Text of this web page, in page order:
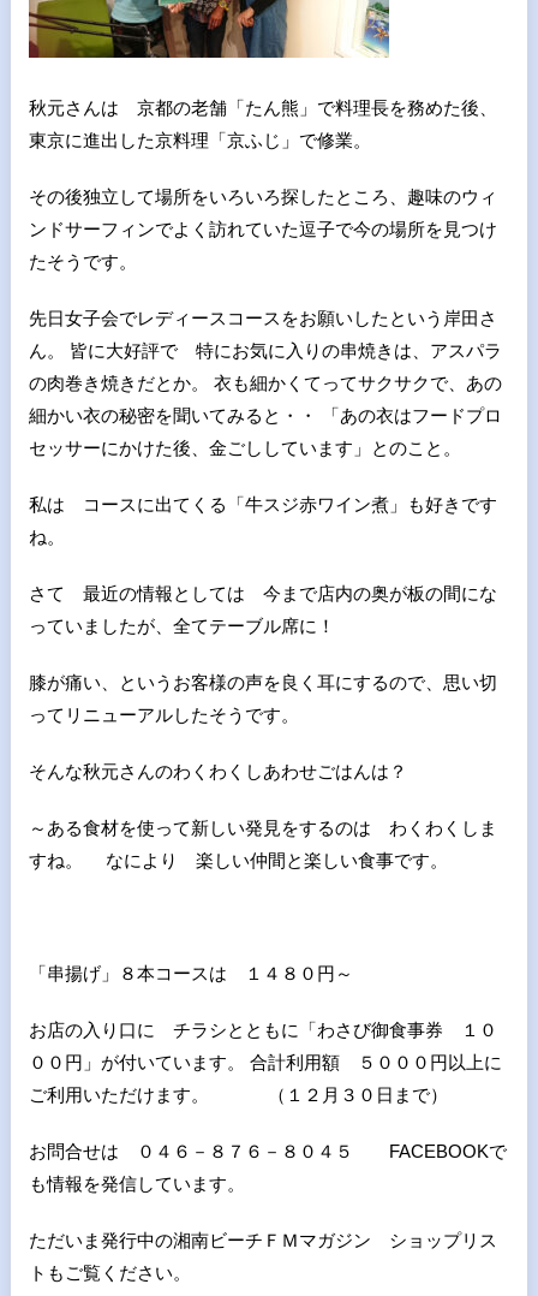
秋元さんは 京都の老舗「たん熊」で料理長を務めた後、
東京に進出した京料理「京ふじ」で修業。
その後独立して場所をいろいろ探したところ、趣味のウィ
ンドサーフィンでよく訪れていた逗子で今の場所を見つけ
たそうです。
先日女子会でレディースコースをお願いしたという岸田さ
ん。 皆に大好評で 特にお気に入りの串焼きは、アスパラ
の肉巻き焼きだとか。 衣も細かくてってサクサクで、あの
細かい衣の秘密を聞いてみると・・ 「あの衣はフードプロ
セッサーにかけた後、金ごししています」とのこと。
私は コースに出てくる「牛スジ赤ワイン煮」も好きです
ね。
さて 最近の情報としては 今まで店内の奥が板の間にな
っていましたが、全てテーブル席に！
膝が痛い、というお客様の声を良く耳にするので、思い切
ってリニューアルしたそうです。
そんな秋元さんのわくわくしあわせごはんは？
～ある食材を使って新しい発見をするのは わくわくしま
すね。 なにより 楽しい仲間と楽しい食事です。
「串揚げ」８本コースは １４８０円～
お店の入り口に チラシとともに「わさび御食事券 １０
００円」が付いています。 合計利用額 ５０００円以上に
ご利用いただけます。 （１２月３０日まで）
お問合せは ０４６－８７６－８０４５ FACEBOOKで
も情報を発信しています。
ただいま発行中の湘南ビーチＦＭマガジン ショップリス
トもご覧ください。